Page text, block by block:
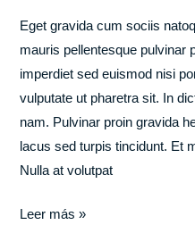
Eget gravida cum sociis
mauris pellentesque pulvinar
imperdiet sed euismod nisi
vulputate ut pharetra sit. In
nam. Pulvinar proin gravida
lacus sed turpis tincidunt. Et
Nulla at volutpat
Leer más »